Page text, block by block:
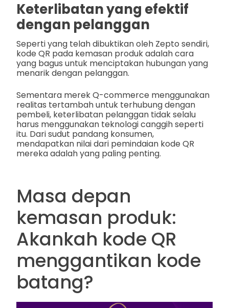
Keterlibatan yang efektif
dengan pelanggan
Seperti yang telah dibuktikan oleh Zepto sendiri,
kode QR pada kemasan produk adalah cara
yang bagus untuk menciptakan hubungan yang
menarik dengan pelanggan.
Sementara merek Q-commerce menggunakan
realitas tertambah untuk terhubung dengan
pembeli, keterlibatan pelanggan tidak selalu
harus menggunakan teknologi canggih seperti
itu. Dari sudut pandang konsumen,
mendapatkan nilai dari pemindaian kode QR
mereka adalah yang paling penting.
Masa depan
kemasan produk:
Akankah kode QR
menggantikan kode
batang?